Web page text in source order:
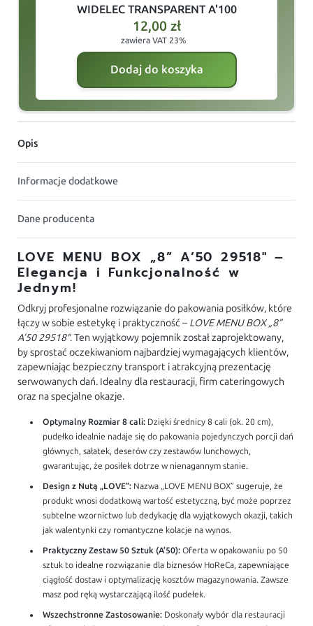
WIDELEC TRANSPARENT A'100
12,00 zł
zawiera VAT 23%
Dodaj do koszyka
Opis
Informacje dodatkowe
Dane producenta
LOVE MENU BOX „8” A’50 29518″ –
Elegancja i Funkcjonalność w
Jednym!
Odkryj profesjonalne rozwiązanie do pakowania posiłków, które
łączy w sobie estetykę i praktyczność – LOVE MENU BOX „8”
A’50 29518″. Ten wyjątkowy pojemnik został zaprojektowany,
by sprostać oczekiwaniom najbardziej wymagających klientów,
zapewniając bezpieczny transport i atrakcyjną prezentację
serwowanych dań. Idealny dla restauracji, firm cateringowych
oraz na specjalne okazje.
Optymalny Rozmiar 8 cali: Dzięki średnicy 8 cali (ok. 20 cm),
pudełko idealnie nadaje się do pakowania pojedynczych porcji dań
głównych, sałatek, deserów czy zestawów lunchowych,
gwarantując, że posiłek dotrze w nienagannym stanie.
Design z Nutą „LOVE”: Nazwa „LOVE MENU BOX” sugeruje, że
produkt wnosi dodatkową wartość estetyczną, być może poprzez
subtelne wzornictwo lub dedykację dla wyjątkowych okazji, takich
jak walentynki czy romantyczne kolacje na wynos.
Praktyczny Zestaw 50 Sztuk (A’50): Oferta w opakowaniu po 50
sztuk to idealne rozwiązanie dla biznesów HoReCa, zapewniające
ciągłość dostaw i optymalizację kosztów magazynowania. Zawsze
masz pod ręką wystarczającą ilość pudełek.
Wszechstronne Zastosowanie: Doskonały wybór dla restauracji